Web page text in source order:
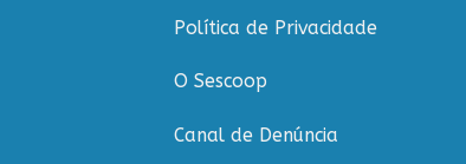
Política de Privacidade
O Sescoop
Canal de Denúncia